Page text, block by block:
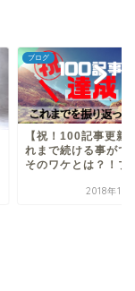
学生に読んでほしい
親を納得させる方法
は？私はこの３つの
で黙らした
2019年10